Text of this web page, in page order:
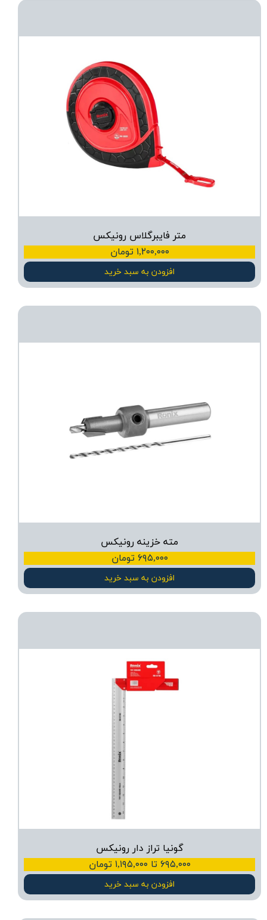
متر فایبرگلاس رونیکس
۱,۲۰۰,۰۰۰ تومان
افزودن به سبد خرید
مته خزینه رونیکس
۶۹۵,۰۰۰ تومان
افزودن به سبد خرید
گونیا تراز دار رونیکس
۶۹۵,۰۰۰ تا ۱,۱۹۵,۰۰۰ تومان
افزودن به سبد خرید